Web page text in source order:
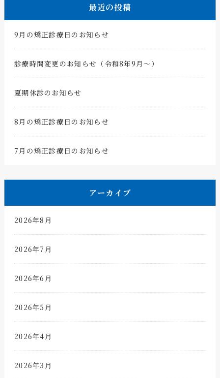
最近の投稿
9月の矯正診療日のお知らせ
診療時間変更のお知らせ（令和8年9月〜）
夏期休診のお知らせ
8月の矯正診療日のお知らせ
7月の矯正診療日のお知らせ
アーカイブ
2026年8月
2026年7月
2026年6月
2026年5月
2026年4月
2026年3月